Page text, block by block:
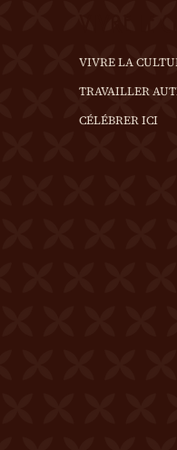
VIVRE LA
TRAVAILLER
CÉLÉBRER ICI